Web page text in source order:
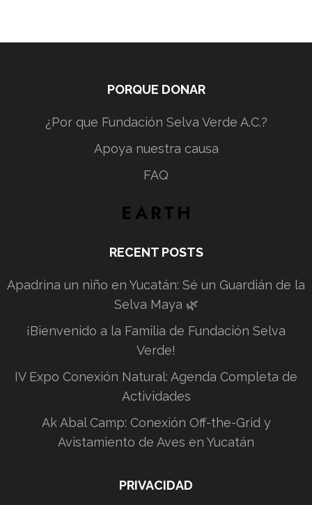
PORQUE DONAR
¿Por que Fundación Selva Verde A.C.?
Apoya nuestra causa
FAQ
RECENT POSTS
Apadrina un niño en Yucatán: Sé un Guardián de la
Selva Maya 🌿
¡Bienvenido a la Familia de Fundación Selva
Verde!
IV Expo Conexión Natural: Agenda Completa de
Actividades
Ak Abal Camp: Conexión Off-the-Grid y
Avistamiento de Aves en Yucatán
PRIVACIDAD